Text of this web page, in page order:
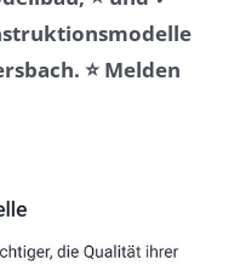
⭐ Melden